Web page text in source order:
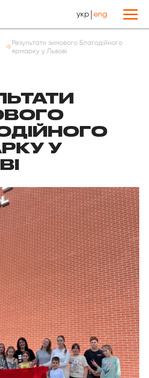
укр eng
Результати зимового Благодійного
ярмарку у Львові
У